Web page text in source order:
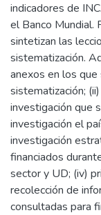
indicadores de
el Banco Mundial.
sintetizan las
sistematización.
anexos en los
sistematización;
investigación que
investigación el
investigación
financiados
sector y UD; (iv)
recolección de
consultadas para